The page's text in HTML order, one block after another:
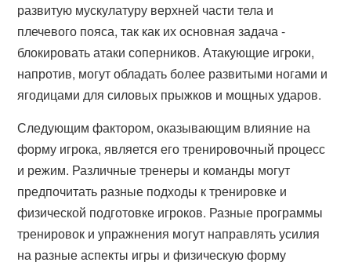
развитую мускулатуру верхней части тела и
плечевого пояса, так как их основная задача -
блокировать атаки соперников. Атакующие игроки,
напротив, могут обладать более развитыми ногами и
ягодицами для силовых прыжков и мощных ударов.
Следующим фактором, оказывающим влияние на
форму игрока, является его тренировочный процесс
и режим. Различные тренеры и команды могут
предпочитать разные подходы к тренировке и
физической подготовке игроков. Разные программы
тренировок и упражнения могут направлять усилия
на разные аспекты игры и физическую форму